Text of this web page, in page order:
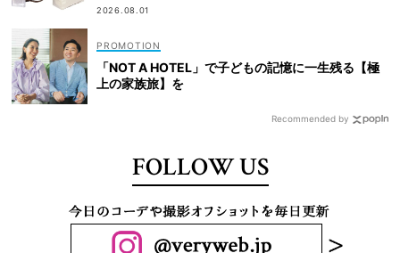
2026.08.01
「NOT A HOTEL」で子どもの記憶に一生残る【極
上の家族旅】を
Recommended by
FOLLOW US